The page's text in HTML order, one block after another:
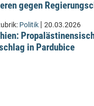
gegen
Politik | 20.03.2026
in Pardubice